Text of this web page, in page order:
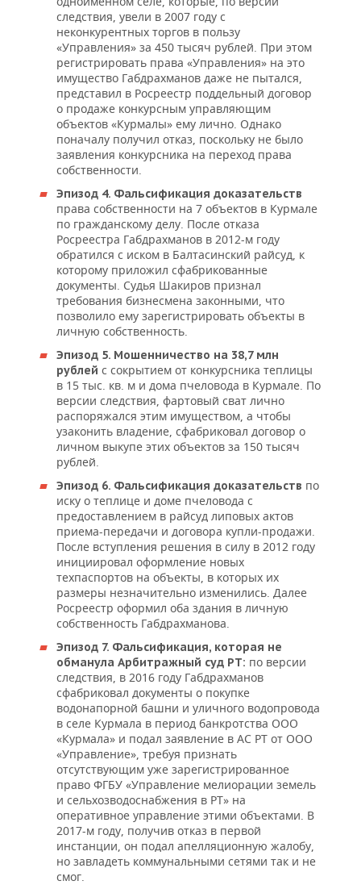
следствия, увели в 2007 году с
неконкурентных торгов в пользу
«Управления» за 450 тысяч рублей. При этом
регистрировать права «Управления» на это
имущество Габдрахманов даже не пытался,
представил в Росреестр поддельный договор
о продаже конкурсным управляющим
объектов «Курмалы» ему лично. Однако
поначалу получил отказ, поскольку не было
заявления конкурсника на переход права
собственности.
Эпизод 4. Фальсификация доказательств
права собственности на 7 объектов в Курмале
по гражданскому делу. После отказа
Росреестра Габдрахманов в 2012-м году
обратился с иском в Балтасинский райсуд, к
которому приложил сфабрикованные
документы. Судья Шакиров признал
требования бизнесмена законными, что
позволило ему зарегистрировать объекты в
личную собственность.
Эпизод 5. Мошенничество на 38,7 млн
рублей с сокрытием от конкурсника теплицы
в 15 тыс. кв. м и дома пчеловода в Курмале. По
версии следствия, фартовый сват лично
распоряжался этим имуществом, а чтобы
узаконить владение, сфабриковал договор о
личном выкупе этих объектов за 150 тысяч
рублей.
Эпизод 6. Фальсификация доказательств по
иску о теплице и доме пчеловода с
предоставлением в райсуд липовых актов
приема-передачи и договора купли-продажи.
После вступления решения в силу в 2012 году
инициировал оформление новых
техпаспортов на объекты, в которых их
размеры незначительно изменились. Далее
Росреестр оформил оба здания в личную
собственность Габдрахманова.
Эпизод 7. Фальсификация, которая не
обманула Арбитражный суд РТ: по версии
следствия, в 2016 году Габдрахманов
сфабриковал документы о покупке
водонапорной башни и уличного водопровода
в селе Курмала в период банкротства ООО
«Курмала» и подал заявление в АС РТ от ООО
«Управление», требуя признать
отсутствующим уже зарегистрированное
право ФГБУ «Управление мелиорации земель
и сельхозводоснабжения в РТ» на
оперативное управление этими объектами. В
2017-м году, получив отказ в первой
инстанции, он подал апелляционную жалобу,
но завладеть коммунальными сетями так и не
смог.